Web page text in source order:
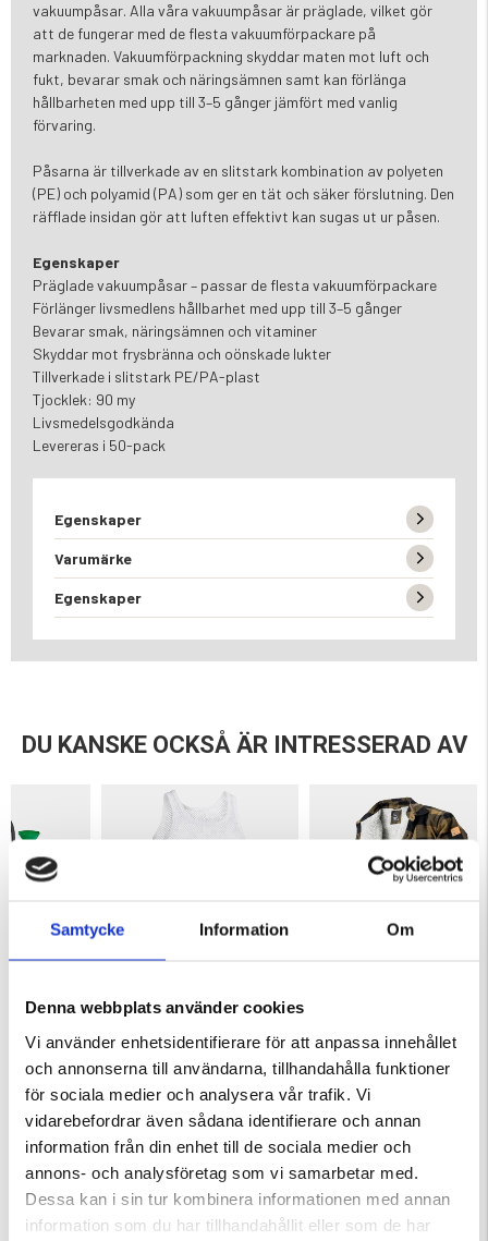
Samtycke Information Om
Denna webbplats använder cookies
Vi använder enhetsidentifierare för att anpassa innehållet
och annonserna till användarna, tillhandahålla funktioner
för sociala medier och analysera vår trafik. Vi
vidarebefordrar även sådana identifierare och annan
information från din enhet till de sociala medier och
annons- och analysföretag som vi samarbetar med.
Dessa kan i sin tur kombinera informationen med annan
information som du har tillhandahållit eller som de har
vakuumpåsar. Alla våra vakuumpåsar är präglade, vilket gör
att de fungerar med de flesta vakuumförpackare på
marknaden. Vakuumförpackning skyddar maten mot luft och
fukt, bevarar smak och näringsämnen samt kan förlänga
hållbarheten med upp till 3–5 gånger jämfört med vanlig
förvaring.
Påsarna är tillverkade av en slitstark kombination av polyeten
(PE) och polyamid (PA) som ger en tät och säker förslutning. Den
räfflade insidan gör att luften effektivt kan sugas ut ur påsen.
Egenskaper
Präglade vakuumpåsar – passar de flesta vakuumförpackare
Förlänger livsmedlens hållbarhet med upp till 3–5 gånger
Bevarar smak, näringsämnen och vitaminer
Skyddar mot frysbränna och oönskade lukter
Tillverkade i slitstark PE/PA-plast
Tjocklek: 90 my
Livsmedelsgodkända
Levereras i 50-pack
Egenskaper
Varumärke
Egenskaper
DU KANSKE OCKSÅ ÄR INTRESSERAD AV
NÄTBRYNJA
129 kr
Betyg:
4.6 utav 5 stjärnor
499 kr
Betyg:
4.6 utav 5 stjärnor
KÖPS OFTA TILLSAMMANS